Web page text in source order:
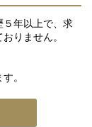
５年以上で、求
りません。
。